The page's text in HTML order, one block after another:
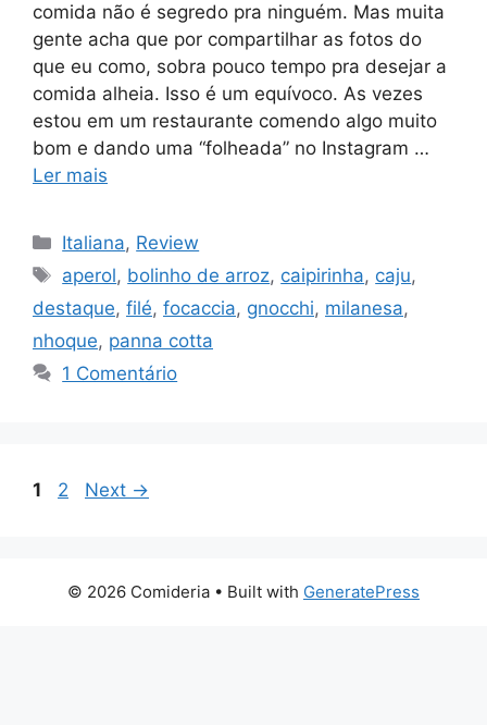
comida não é segredo pra ninguém. Mas muita
gente acha que por compartilhar as fotos do
que eu como, sobra pouco tempo pra desejar a
comida alheia. Isso é um equívoco. As vezes
estou em um restaurante comendo algo muito
bom e dando uma “folheada” no Instagram …
Ler mais
Categorias
Italiana, Review
Tags
aperol, bolinho de arroz, caipirinha, caju,
destaque, filé, focaccia, gnocchi, milanesa,
nhoque, panna cotta
1 Comentário
Page
1 Page
2 Next →
© 2026 Comideria • Built with GeneratePress